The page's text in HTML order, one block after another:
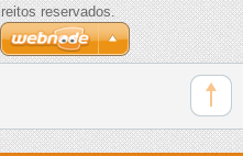
reservados.